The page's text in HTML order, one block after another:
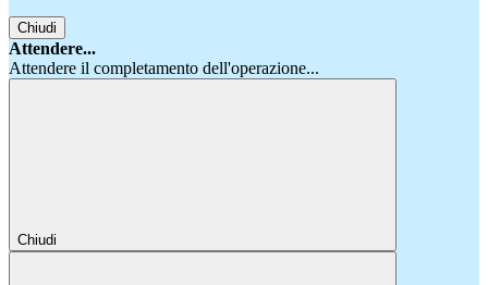
Chiudi
Attendere...
Attendere il completamento dell'operazione...
Chiudi